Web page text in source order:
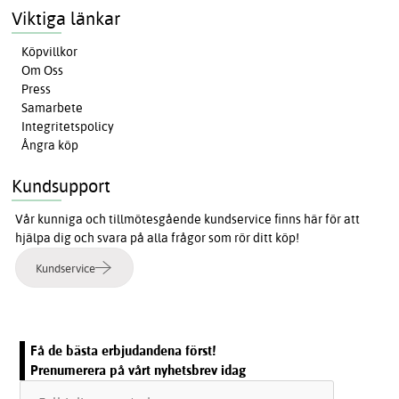
Viktiga länkar
Köpvillkor
Om Oss
Press
Samarbete
Integritetspolicy
Ångra köp
Kundsupport
Vår kunniga och tillmötesgående kundservice finns här för att
hjälpa dig och svara på alla frågor som rör ditt köp!
Kundservice
Få de bästa erbjudandena först!
Prenumerera på vårt nyhetsbrev idag